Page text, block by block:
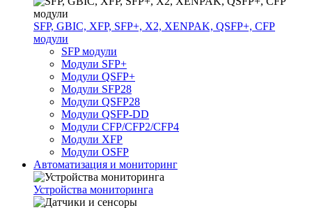
SFP, GBIC, XFP, SFP+, X2, XENPAK, QSFP+, CFP
модули
SFP модули
Модули SFP+
Модули QSFP+
Модули SFP28
Модули QSFP28
Модули QSFP-DD
Модули CFP/CFP2/CFP4
Модули XFP
Модули OSFP
Автоматизация и мониторинг
Устройства мониторинга